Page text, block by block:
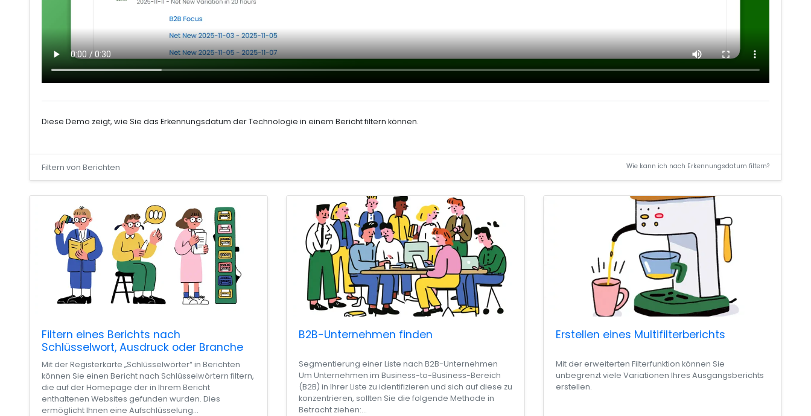
Diese Demo zeigt, wie Sie das Erkennungsdatum der Technologie in einem Bericht filtern können.
Filtern von Berichten Wie kann ich nach Erkennungsdatum filtern?
Filtern eines Berichts nach
Schlüsselwort, Ausdruck oder Branche
Mit der Registerkarte „Schlüsselwörter“ in Berichten
können Sie einen Bericht nach Schlüsselwörtern filtern,
die auf der Homepage der in Ihrem Bericht
enthaltenen Websites gefunden wurden. Dies
ermöglicht Ihnen eine Aufschlüsselung...
B2B-Unternehmen finden
Segmentierung einer Liste nach B2B-Unternehmen
Um Unternehmen im Business-to-Business-Bereich
(B2B) in Ihrer Liste zu identifizieren und sich auf diese zu
konzentrieren, sollten Sie die folgende Methode in
Betracht ziehen:...
Erstellen eines Multifilterberichts
Mit der erweiterten Filterfunktion können Sie
unbegrenzt viele Variationen Ihres Ausgangsberichts
erstellen.